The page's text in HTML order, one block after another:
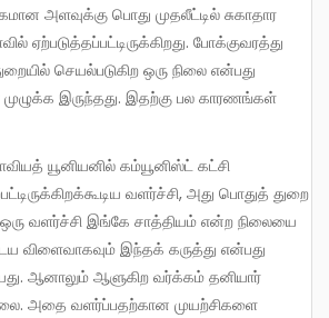
அளவுக்கு பொது முதலீட்டில் சுகாதார
ஏற்படுத்தப்பட்டிருக்கிறது. போக்குவரத்து
செயல்படுகிற ஒரு நிலை என்பது
முழுக்க இருந்தது. இதற்கு பல காரணங்கள்
வளர்ச்சி, அது பொதுத் துறை
ஒரு வளர்ச்சி இங்கே சாத்தியம் என்ற நிலையை
விளைவாகவும் இந்தக் கருத்து என்பது
ஆனாலும் ஆளுகிற வர்க்கம் தனியார்
அதை வளர்ப்பதற்கான முயற்சிகளை